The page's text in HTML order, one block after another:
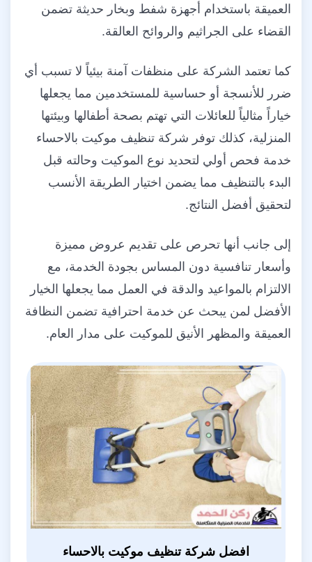
العميقة باستخدام أجهزة شفط وبخار حديثة تضمن
القضاء على الجراثيم والروائح العالقة.
كما تعتمد الشركة على منظفات آمنة بيئياً لا تسبب أي
ضرر للأنسجة أو حساسية للمستخدمين مما يجعلها
خياراً مثالياً للعائلات التي تهتم بصحة أطفالها وبيئتها
المنزلية، كذلك توفر شركة تنظيف موكيت بالاحساء
خدمة فحص أولي لتحديد نوع الموكيت وحالته قبل
البدء بالتنظيف مما يضمن اختيار الطريقة الأنسب
لتحقيق أفضل النتائج.
إلى جانب أنها تحرص على تقديم عروض مميزة
وأسعار تنافسية دون المساس بجودة الخدمة، مع
الالتزام بالمواعيد والدقة في العمل مما يجعلها الخيار
الأفضل لمن يبحث عن خدمة احترافية تضمن النظافة
العميقة والمظهر الأنيق للموكيت على مدار العام.
افضل شركة تنظيف موكيت بالاحساء